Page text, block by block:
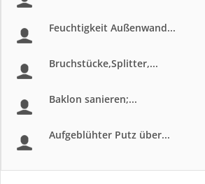
Feuchtigkeit Außenwand...
Bruchstücke,Splitter,...
Baklon sanieren;...
Aufgeblühter Putz über...